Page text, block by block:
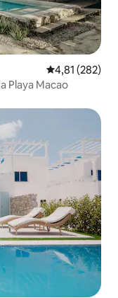
4,81 de uma
4,81 (282)
Playa Macao